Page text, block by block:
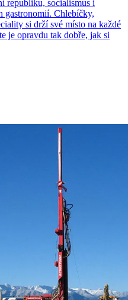
republiku, socialismus i
gastronomií. Chlebíčky,
si drží své místo na každé
je opravdu tak dobře, jak si